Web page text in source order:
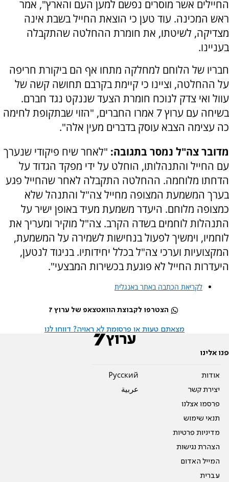
החיילים אשר מוסרים נפשם למען העם והארץ", אמר
ראש המכינה. עוד טען כי הוצאת החייל בשבת אינה
מצדיקה, לשיטתו, את חומרת ההחלטה שהתקבלה
בעניינו.
חבריו של הלוחם למחלקה מתחו אף הם ביקורת חריפה
על ההחלטה, וציינו כי קיימת בקרבם תחושה קשה של
עוול ואי צדק לנוכח חומרת הצעד שננקט נגד חברם.
בשיחה עם ערוץ 7 אמרו החברים, "הזוי שבתקופת לחימה
כה עצימה הצבא עוסק בדברים מעין אלה".
מדובר צה"ל נמסר בתגובה: "לאחר שיח פיקודי שנערך
עם החייל והתנהלותו, הוחלט על ידי מפקד הגדוד על
הדחתו מלוחמה. ההחלטה התקבלה לאחר שהחייל פגע
בערך המשמעת המצופה מחייל צה"ל והתנהל שלא
כמצופה מלוחם. היעדר משמעת מעיד באופן ישיר על
התנהלות לוחמים בשדה הקרב. צה"ל מוקיר ומעריך את
לוחמיו, וימשיך לפעול בנחישות לשמירה על המשמעת,
המקצועיות וערכי צה"ל בכלל יחידותיו. בניגוד לנטען,
היעדרות החייל לא פוגעת בכשירות המבצעי".
לקריאת הכתבה באתר באנגלית
הצטרפו לקבוצת הוואטצאפ של ערוץ 7
מצאתם טעות או פרסומת לא ראויה? דווחו לנו
פנו אלינו
אודות
יצירת קשר
פרסמו אצלנו
תנאי שימוש
מדיניות פרטיות
הצהרת נגישות
המייל האדום
עברית
Pусский
عربية